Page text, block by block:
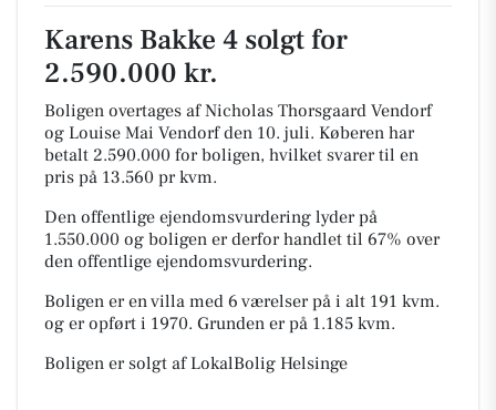
Karens Bakke 4 solgt for
2.590.000 kr.
Boligen overtages af Nicholas Thorsgaard Vendorf
og Louise Mai Vendorf den 10. juli. Køberen har
betalt 2.590.000 for boligen, hvilket svarer til en
pris på 13.560 pr kvm.
Den offentlige ejendomsvurdering lyder på
1.550.000 og boligen er derfor handlet til 67% over
den offentlige ejendomsvurdering.
Boligen er en villa med 6 værelser på i alt 191 kvm.
og er opført i 1970. Grunden er på 1.185 kvm.
Boligen er solgt af LokalBolig Helsinge